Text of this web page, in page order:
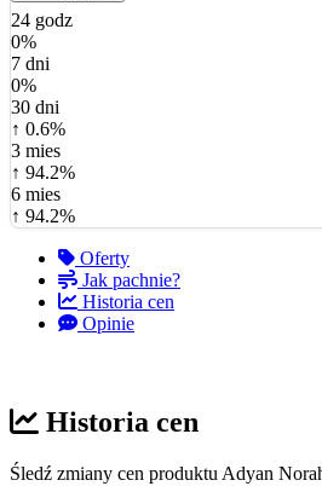
24 godz
0%
7 dni
0%
30 dni
↑ 0.6%
3 mies
↑ 94.2%
6 mies
↑ 94.2%
Oferty
Jak pachnie?
Historia cen
Opinie
Historia cen
Śledź zmiany cen produktu Adyan